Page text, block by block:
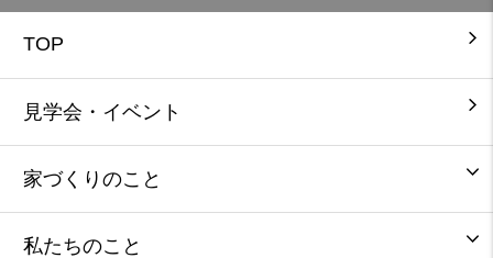
TOP
見学会・イベント
家づくりのこと
私たちのこと